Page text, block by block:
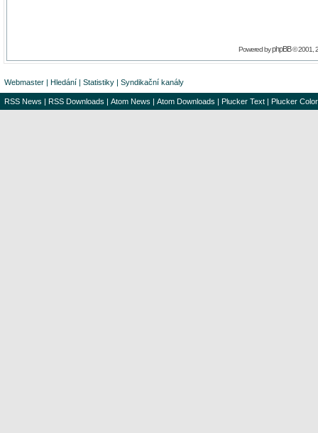
Powered byphpBB© 2001,
Webmaster | Hledání | Statistiky | Syndikační kanály
RSS News | RSS Downloads | Atom News | Atom Downloads | Plucker Text | Plucker Color